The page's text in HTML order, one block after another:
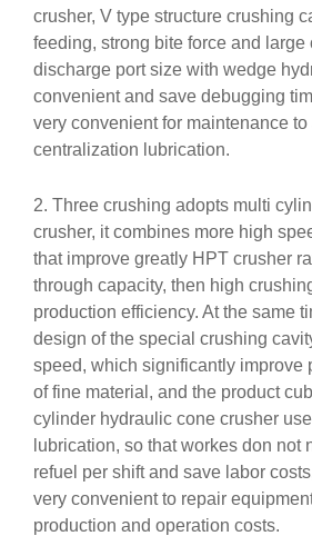
crusher, V type structure crushing
feeding, strong bite force and large
discharge port size with wedge
convenient and save debugging
very convenient for maintenance to
centralization lubrication.
2. Three crushing adopts multi
crusher, it combines more high
that improve greatly HPT crusher
through capacity, then high
production efficiency. At the same
design of the special crushing
speed, which significantly improve
of fine material, and the product
cylinder hydraulic cone crusher
lubrication, so that workes don not
refuel per shift and save labor
very convenient to repair
production and operation costs.